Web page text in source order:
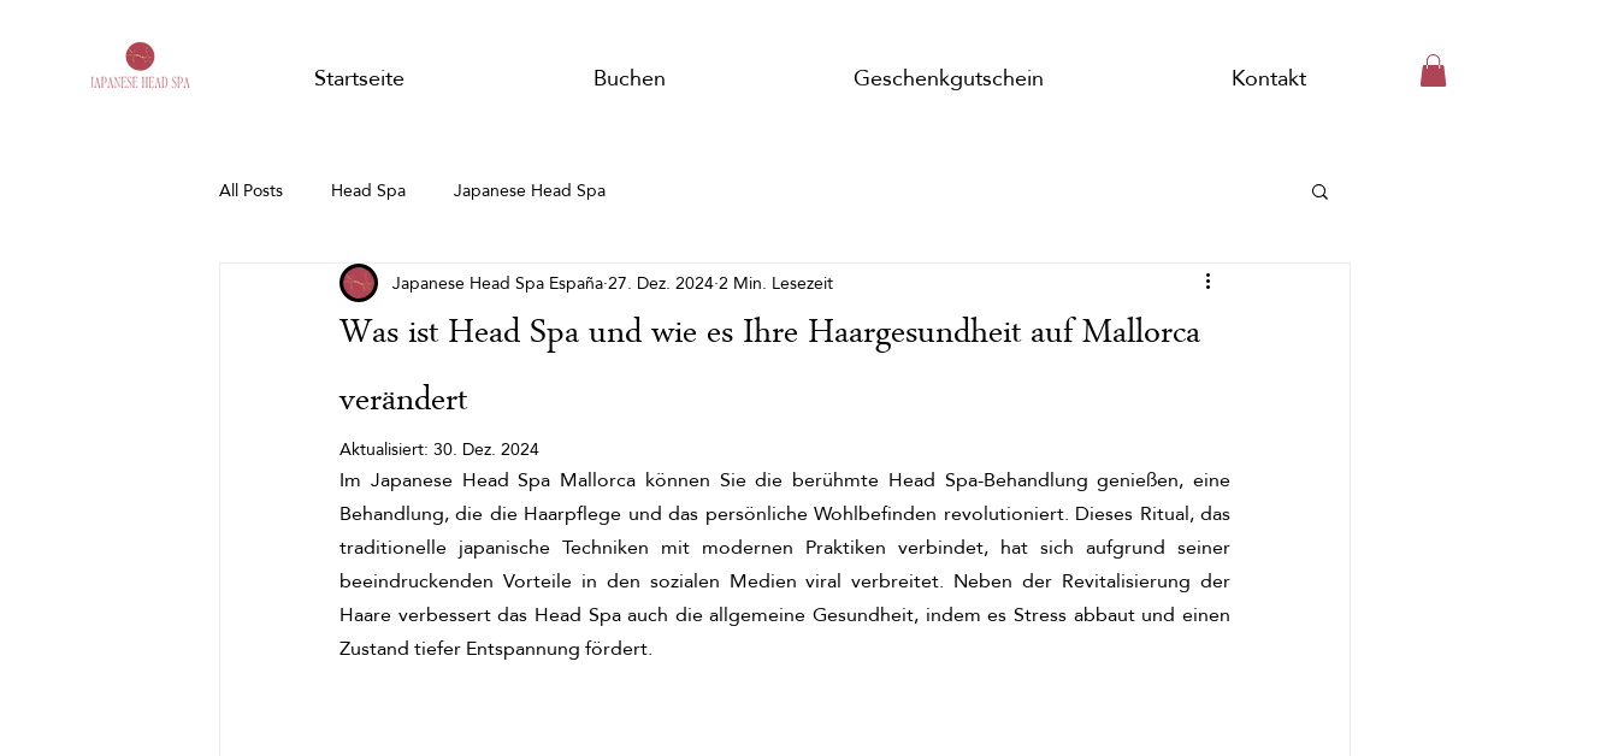
Startseite Buchen Geschenkgutschein Kontakt
All Posts Head Spa Japanese Head Spa
Was ist Head Spa und wie es Ihre Haargesundheit auf Mallorca
verändert
Japanese Head Spa España27. Dez. 20242 Min. Lesezeit
Aktualisiert:30. Dez. 2024
Im Japanese Head Spa Mallorca können Sie die berühmte Head Spa-Behandlung genießen, eine
Behandlung, die die Haarpflege und das persönliche Wohlbefinden revolutioniert. Dieses Ritual, das
traditionelle japanische Techniken mit modernen Praktiken verbindet, hat sich aufgrund seiner
beeindruckenden Vorteile in den sozialen Medien viral verbreitet. Neben der Revitalisierung der
Haare verbessert das Head Spa auch die allgemeine Gesundheit, indem es Stress abbaut und einen
Zustand tiefer Entspannung fördert.